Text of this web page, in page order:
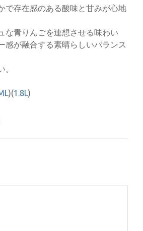
で存在感のある酸味と甘みが心地
な青りんごを連想させる味わい
感が融合する素晴らしいバランス
)(1.8L)